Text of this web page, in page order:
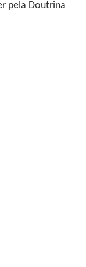
pela Doutrina